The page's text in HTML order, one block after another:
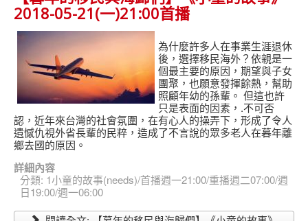
2018-05-21(一)21:00首播
為什麼許多人在事業生涯退休
後，選擇移民海外？依親是一
個最主要的原因，期望與子女
團聚，也願意發揮餘熱，幫助
照顧年幼的孫輩。 但這也許
只是表面的因素，.不可否
認，近年來台灣的社會氛圍，在有心人的操弄下，形成了令人
遺憾仇視外省長輩的民粹，造成了不言說的眾多老人在暮年離
鄉去國的原因。
詳細內容
分類: 1小童的故事(needs)/首播週一21:00/重播週二07:00/週
日19:00/週一06:00